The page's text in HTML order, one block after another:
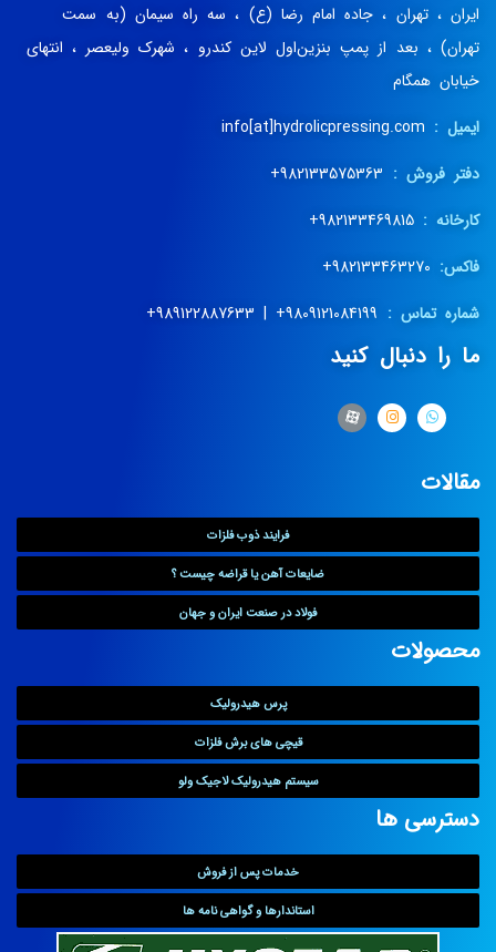
ایران ، تهران ، جاده امام رضا (ع) ، سه راه سیمان (به سمت
تهران) ، بعد از پمپ بنزین‌اول لاین کندرو ، شهرک ولیعصر ، انتهای
خیابان همگام
ایمیل :
دفتر فروش :
کارخانه : 982133469815+
فاکس:
شماره تماس :
ما را دنبال کنید
مقالات
فرایند ذوب فلزات
ضایعات آهن یا قراضه چیست ؟
فولاد در صنعت ایران و جهان
محصولات
پرس هیدرولیک
قیچی های برش فلزات
سیستم هیدرولیک لاجیک ولو
دسترسی ها
خدمات پس از فروش
استاندارها و گواهی نامه ها